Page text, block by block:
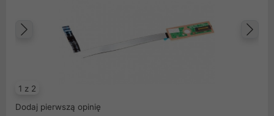
1 z 2
Poprzedni
Dodaj pierwszą opinię